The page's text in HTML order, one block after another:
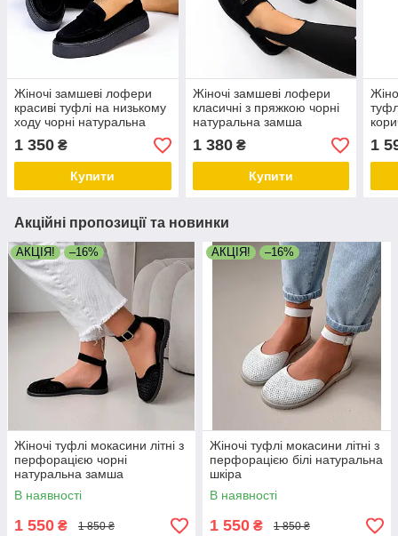
Жіночі замшеві лофери
красиві туфлі на низькому
ходу чорні натуральна
замша
1 350 ₴
Купити
Жіночі замшеві лофери
класичні з пряжкою чорні
натуральна замша
1 380₴
Купити
1
Акційні пропозиції та новинки
АКЦІЯ! –16%
Жіночі туфлі мокасини літні з
перфорацією чорні
натуральна замша
В наявності
1 550 ₴ 1 850 ₴
АКЦІЯ! –16%
Жіночі туфлі мокасини літні з
перфорацією білі натуральна
шкіра
В наявності
1 550 ₴ 1 850 ₴